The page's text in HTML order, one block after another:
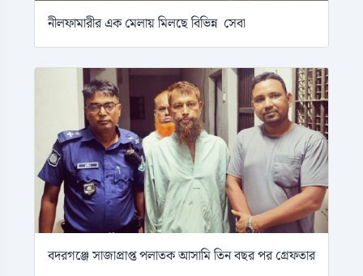
নীলফামারীর এক মেলায় মিলছে বিভিন্ন সেবা
বদরগঞ্জে সাজাপ্রাপ্ত পলাতক আসামি তিন বছর পর গ্রেফতার